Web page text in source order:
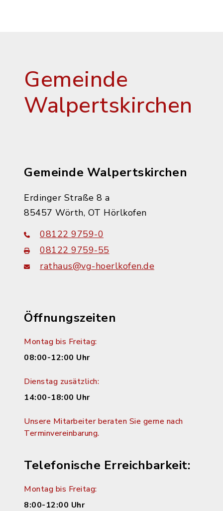
Gemeinde
Walpertskirchen
Gemeinde Walpertskirchen
Erdinger Straße 8 a
85457 Wörth, OT Hörlkofen
08122 9759-0
08122 9759-55
rathaus@vg-hoerlkofen.de
Öffnungszeiten
Montag bis Freitag:
08:00-12:00 Uhr
Dienstag zusätzlich:
14:00-18:00 Uhr
Unsere Mitarbeiter beraten Sie gerne nach
Terminvereinbarung.
Telefonische Erreichbarkeit:
Montag bis Freitag:
8:00-12:00 Uhr